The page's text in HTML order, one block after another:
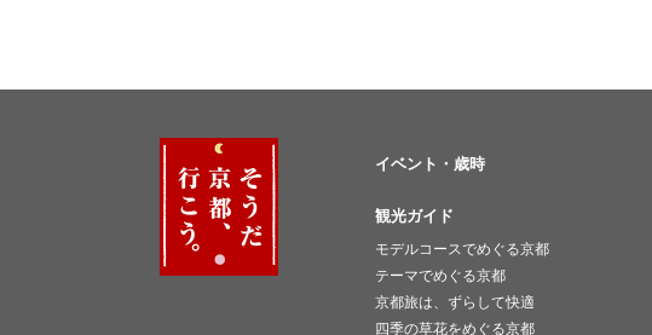
イベント・歳時
観光ガイド
モデルコースでめぐる京都
テーマでめぐる京都
京都旅は、ずらして快適
四季の草花をめぐる京都